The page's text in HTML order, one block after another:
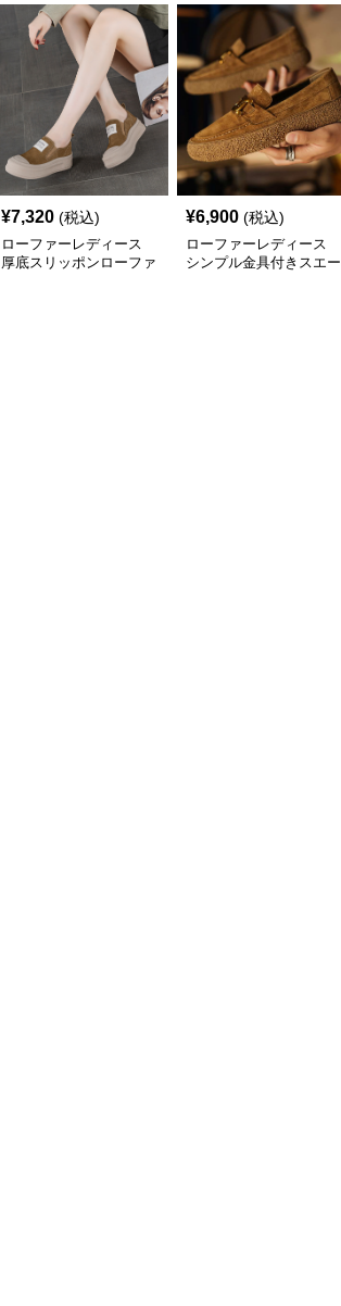
¥7,320 (税込)
ローファーレディース
厚底スリッポンローファ
¥6,900 (税込)
ローファーレディース
シンプル金具付きスエー